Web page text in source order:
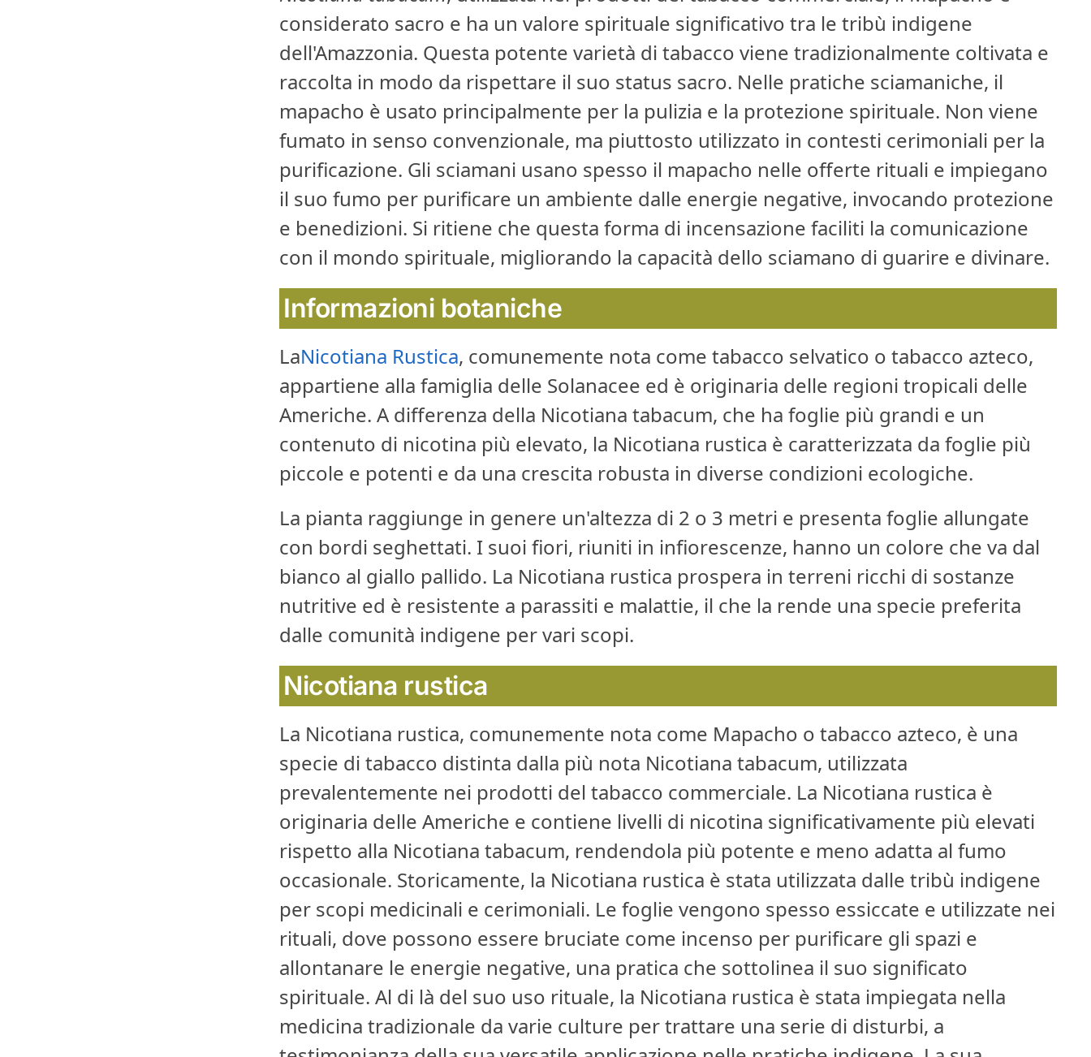
considerato sacro e ha un valore spirituale significativo tra le tribù indigene
dell'Amazzonia. Questa potente varietà di tabacco viene tradizionalmente coltivata e
raccolta in modo da rispettare il suo status sacro. Nelle pratiche sciamaniche, il
mapacho è usato principalmente per la pulizia e la protezione spirituale. Non viene
fumato in senso convenzionale, ma piuttosto utilizzato in contesti cerimoniali per la
purificazione. Gli sciamani usano spesso il mapacho nelle offerte rituali e impiegano
il suo fumo per purificare un ambiente dalle energie negative, invocando protezione
e benedizioni. Si ritiene che questa forma di incensazione faciliti la comunicazione
con il mondo spirituale, migliorando la capacità dello sciamano di guarire e divinare.
Informazioni botaniche
LaNicotiana Rustica, comunemente nota come tabacco selvatico o tabacco azteco,
appartiene alla famiglia delle Solanacee ed è originaria delle regioni tropicali delle
Americhe. A differenza della Nicotiana tabacum, che ha foglie più grandi e un
contenuto di nicotina più elevato, la Nicotiana rustica è caratterizzata da foglie più
piccole e potenti e da una crescita robusta in diverse condizioni ecologiche.
La pianta raggiunge in genere un'altezza di 2 o 3 metri e presenta foglie allungate
con bordi seghettati. I suoi fiori, riuniti in infiorescenze, hanno un colore che va dal
bianco al giallo pallido. La Nicotiana rustica prospera in terreni ricchi di sostanze
nutritive ed è resistente a parassiti e malattie, il che la rende una specie preferita
dalle comunità indigene per vari scopi.
Nicotiana rustica
La Nicotiana rustica, comunemente nota come Mapacho o tabacco azteco, è una
specie di tabacco distinta dalla più nota Nicotiana tabacum, utilizzata
prevalentemente nei prodotti del tabacco commerciale. La Nicotiana rustica è
originaria delle Americhe e contiene livelli di nicotina significativamente più elevati
rispetto alla Nicotiana tabacum, rendendola più potente e meno adatta al fumo
occasionale. Storicamente, la Nicotiana rustica è stata utilizzata dalle tribù indigene
per scopi medicinali e cerimoniali. Le foglie vengono spesso essiccate e utilizzate nei
rituali, dove possono essere bruciate come incenso per purificare gli spazi e
allontanare le energie negative, una pratica che sottolinea il suo significato
spirituale. Al di là del suo uso rituale, la Nicotiana rustica è stata impiegata nella
medicina tradizionale da varie culture per trattare una serie di disturbi, a